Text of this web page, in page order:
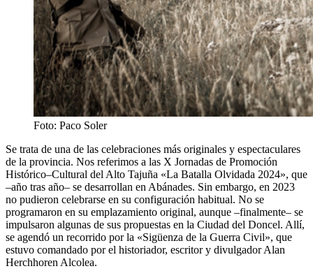
Foto: Paco Soler
Se trata de una de las celebraciones más originales y espectaculares
de la provincia. Nos referimos a las X Jornadas de Promoción
Histórico–Cultural del Alto Tajuña «La Batalla Olvidada 2024», que
–año tras año– se desarrollan en Abánades. Sin embargo, en 2023
no pudieron celebrarse en su configuración habitual. No se
programaron en su emplazamiento original, aunque –finalmente– se
impulsaron algunas de sus propuestas en la Ciudad del Doncel. Allí,
se agendó un recorrido por la «Sigüenza de la Guerra Civil», que
estuvo comandado por el historiador, escritor y divulgador Alan
Herchhoren Alcolea.